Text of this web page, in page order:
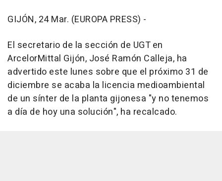
GIJÓN, 24 Mar. (EUROPA PRESS) -
El secretario de la sección de UGT en
ArcelorMittal Gijón, José Ramón Calleja, ha
advertido este lunes sobre que el próximo 31 de
diciembre se acaba la licencia medioambiental
de un sínter de la planta gijonesa "y no tenemos
a día de hoy una solución", ha recalcado.